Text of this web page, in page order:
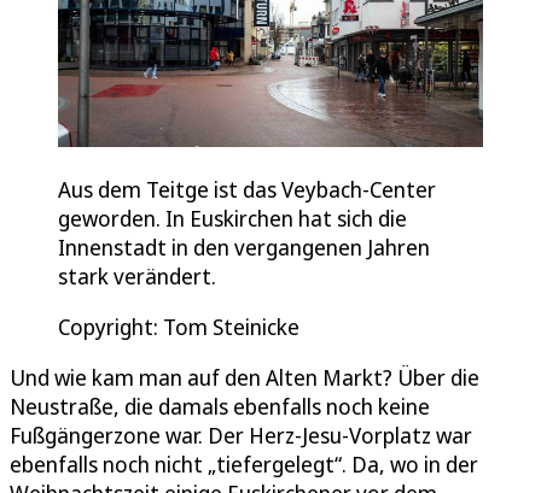
Aus dem Teitge ist das Veybach-Center
geworden. In Euskirchen hat sich die
Innenstadt in den vergangenen Jahren
stark verändert.
Copyright: Tom Steinicke
Und wie kam man auf den Alten Markt? Über die
Neustraße, die damals ebenfalls noch keine
Fußgängerzone war. Der Herz-Jesu-Vorplatz war
ebenfalls noch nicht „tiefergelegt“. Da, wo in der